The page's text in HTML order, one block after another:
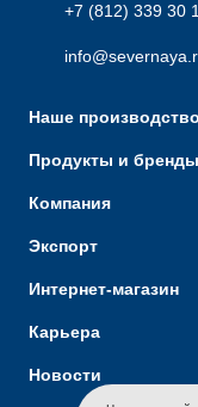
+7 (812) 339 30
Наше производство
Продукты и бренды
Компания
Экспорт
Интернет-магазин
Карьера
Новости